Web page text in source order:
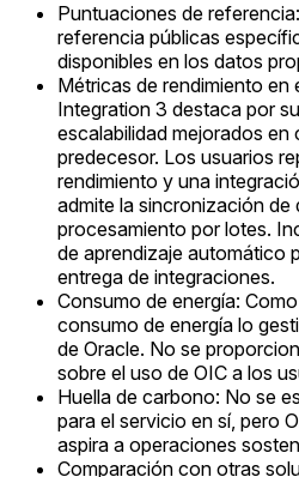
Puntuaciones de
referencia públicas
disponibles en los datos
Métricas de rendimiento en
Integration 3 destaca por
escalabilidad mejorados
predecesor. Los usuarios
rendimiento y una
admite la sincronización de
procesamiento por lotes.
de aprendizaje automático
entrega de integraciones.
Consumo de energía:
consumo de energía lo
de Oracle. No se
sobre el uso de OIC a los
Huella de carbono: No se
para el servicio en sí, pero
aspira a operaciones
Comparación con otras